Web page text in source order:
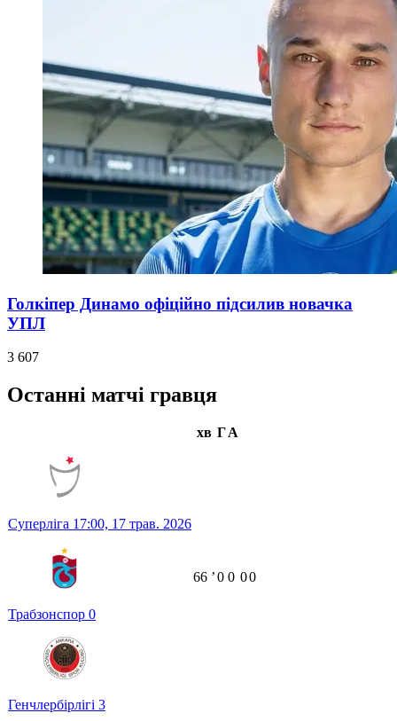
Голкіпер Динамо офіційно підсилив новачка
УПЛ
3 607
Останні матчі гравця
хв ГА
Суперліга 17:00, 17 трав. 2026
Трабзонспор 0
Генчлербірлігі 3
66 ʼ0 0 00